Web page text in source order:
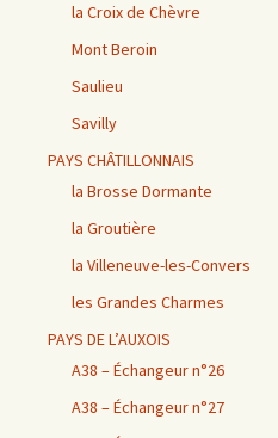
la Croix de Chèvre
Mont Beroin
Saulieu
Savilly
PAYS CHÂTILLONNAIS
la Brosse Dormante
la Groutière
la Villeneuve-les-Convers
les Grandes Charmes
PAYS DE L’AUXOIS
A38 – Échangeur n°26
A38 – Échangeur n°27